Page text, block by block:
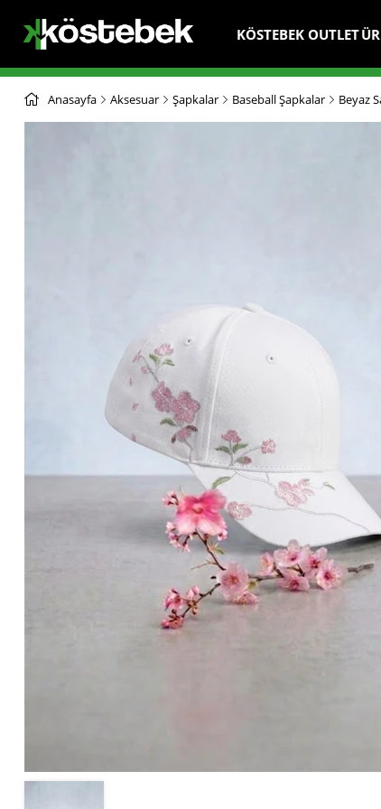
KÖSTEBEK OUTLET
Anasayfa Aksesuar Şapkalar Baseball Şapkalar Beyaz